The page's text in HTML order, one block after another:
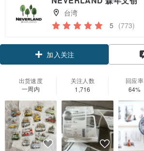
台湾
5 (773)
加入关注
出货速度
一周内
关注人数
1,716
回应率
64%